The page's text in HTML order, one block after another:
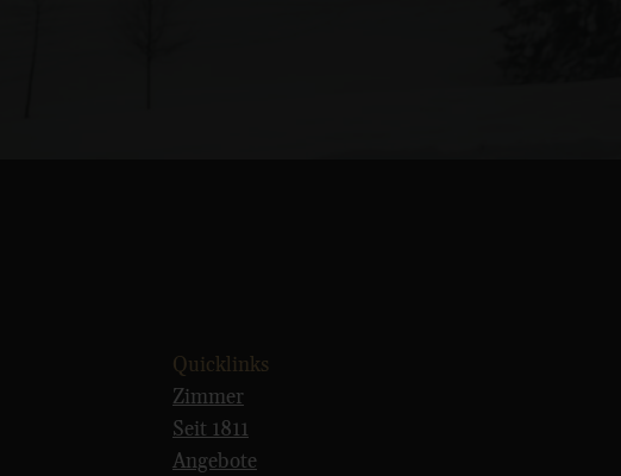
Quicklinks
Zimmer
Seit 1811
Angebote